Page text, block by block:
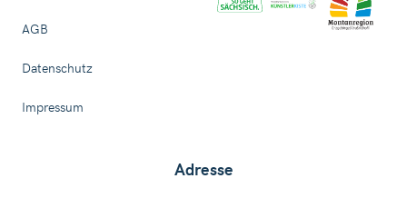
Adresse
AGB
Datenschutz
Impressum